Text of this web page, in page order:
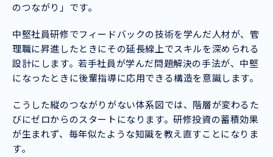
のつながり」です。
中堅社員研修でフィードバックの技術を学んだ人材が、管
理職に昇進したときにその延長線上でスキルを深められる
設計にします。若手社員が学んだ問題解決の手法が、中堅
になったときに後輩指導に応用できる構造を意識します。
こうした縦のつながりがない体系図では、階層が変わるた
びにゼロからのスタートになります。研修投資の蓄積効果
が生まれず、毎年似たような知識を教え直すことになりま
す。